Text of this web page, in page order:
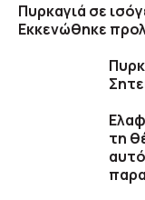
Πυρκαγιά σε
Εκκενώθηκε
τη